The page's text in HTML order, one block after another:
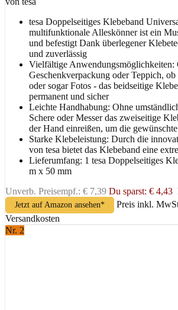
tesa Doppelseitiges Klebeband
multifunktionale Alleskönner ist ein
und befestigt Dank überlegener
und zuverlässig
Vielfältige Anwendungsmöglichkeiten:
Geschenkverpackung oder Teppich,
oder sogar Fotos - das beidseitige
permanent und sicher
Leichte Handhabung: Ohne
Schere oder Messer das zweiseitige
der Hand einreißen, um die
Starke Klebeleistung: Durch die
von tesa bietet das Klebeband eine
Lieferumfang: 1 tesa Doppelseitiges
m x 50 mm
Unverb. Preisempf.: € 7,39 Du sparst: € 4,43
Jetzt auf Amazon ansehen*
Preis inkl.
Versandkosten
Nr. 2